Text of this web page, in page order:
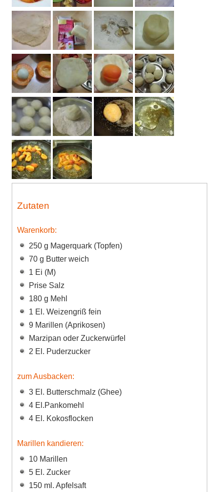
Zutaten
Warenkorb:
250 g Magerquark (Topfen)
70 g Butter weich
1 Ei (M)
Prise Salz
180 g Mehl
1 El. Weizengriß fein
9 Marillen (Aprikosen)
Marzipan oder Zuckerwürfel
2 El. Puderzucker
zum Ausbacken:
3 El. Butterschmalz (Ghee)
4 El.Pankomehl
4 El. Kokosflocken
Marillen kandieren:
10 Marillen
5 El. Zucker
150 ml. Apfelsaft